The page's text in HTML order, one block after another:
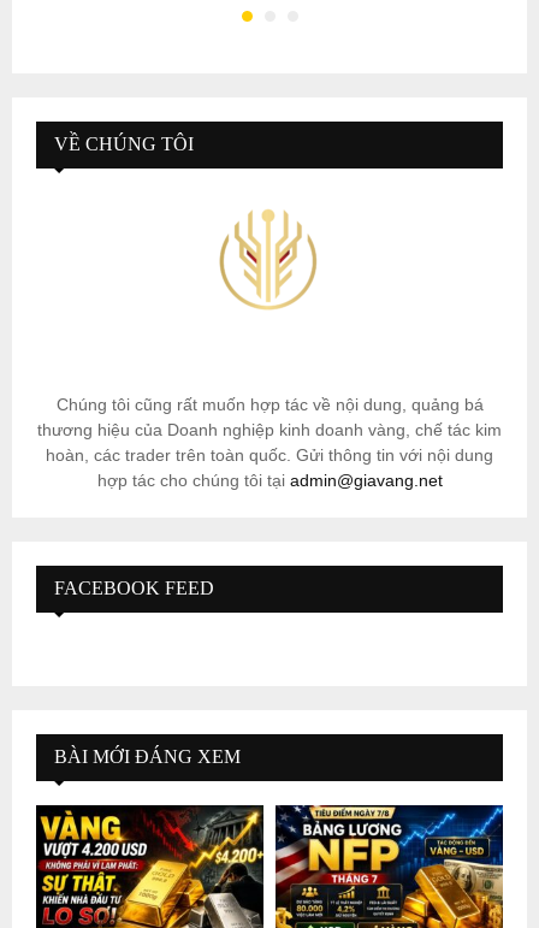
VỀ CHÚNG TÔI
Chúng tôi cũng rất muốn hợp tác về nội dung, quảng bá
thương hiệu của Doanh nghiệp kinh doanh vàng, chế tác kim
hoàn, các trader trên toàn quốc. Gửi thông tin với nội dung
hợp tác cho chúng tôi tại admin@giavang.net
FACEBOOK FEED
BÀI MỚI ĐÁNG XEM